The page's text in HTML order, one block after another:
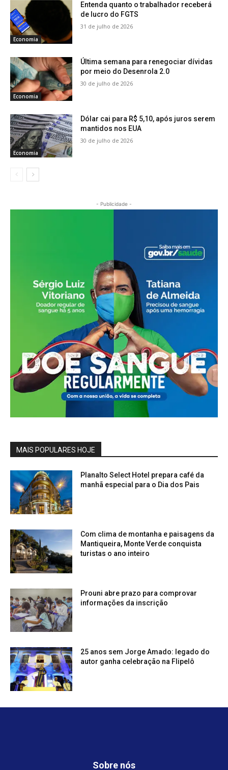
Economia
Entenda quanto o trabalhador receberá
de lucro do FGTS
31 de julho de 2026
Economia
Última semana para renegociar dívidas
por meio do Desenrola 2.0
30 de julho de 2026
Economia
Dólar cai para R$ 5,10, após juros serem
mantidos nos EUA
30 de julho de 2026
- Publicidade -
MAIS POPULARES HOJE
Planalto Select Hotel prepara café da
manhã especial para o Dia dos Pais
Com clima de montanha e paisagens da
Mantiqueira, Monte Verde conquista
turistas o ano inteiro
Prouni abre prazo para comprovar
informações da inscrição
25 anos sem Jorge Amado: legado do
autor ganha celebração na Flipelô
Sobre nós